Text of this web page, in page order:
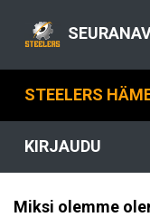
STEELERS
KIRJAUDU
Miksi olemme